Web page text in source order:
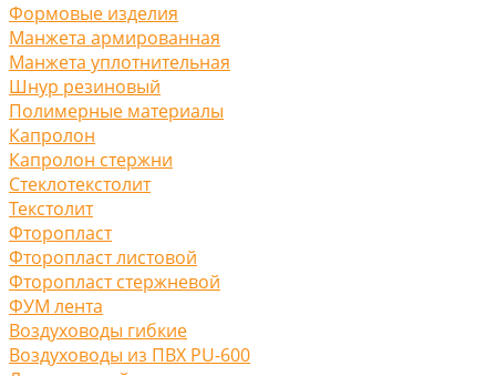
Формовые изделия
Манжета армированная
Манжета уплотнительная
Шнур резиновый
Полимерные материалы
Капролон
Капролон стержни
Стеклотекстолит
Текстолит
Фторопласт
Фторопласт листовой
Фторопласт стержневой
ФУМ лента
Воздуховоды гибкие
Воздуховоды из ПВХ PU-600